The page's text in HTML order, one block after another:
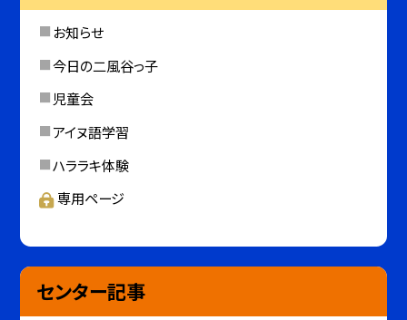
お知らせ
今日の二風谷っ子
児童会
アイヌ語学習
ハララキ体験
専用ページ
センター記事